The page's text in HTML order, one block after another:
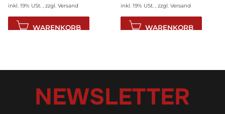
inkl. 19% USt. , zzgl. Versand
WARENKORB
inkl. 19% USt. , zzgl. Versand
WARENKORB
NEWSLETTER